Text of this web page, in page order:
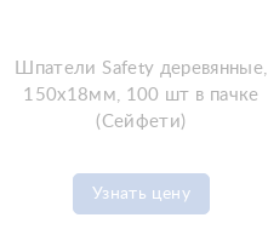
Шпатели Safety деревянные,
150х18мм, 100 шт в пачке
(Сейфети)
Узнать цену